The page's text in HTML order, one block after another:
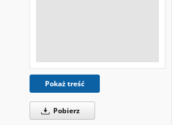
Pokaż treść
Pobierz